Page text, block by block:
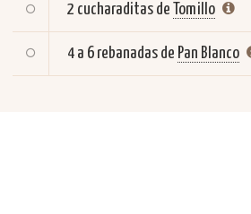
2 cucharaditas de Tomillo
4 a 6 rebanadas de Pan Blanco